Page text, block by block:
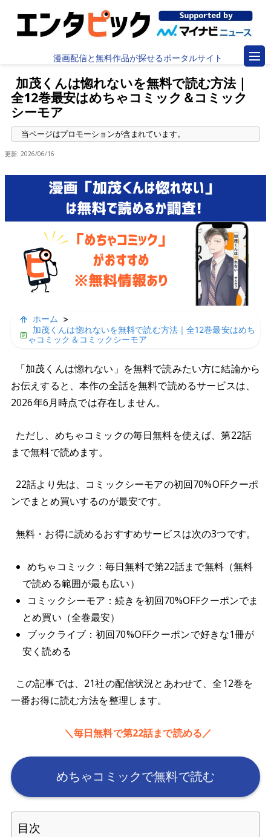
漫画配信と無料作品が探せるポータルサイト
加茂くんは惚れないを無料で読む方法｜
全12巻最安はめちゃコミック＆コミック
シーモア
更新: 2026/06/16
ホーム
>
加茂くんは惚れないを無料で読む方法｜全12巻最安はめち
ゃコミック＆コミックシーモア
「加茂くんは惚れない」を無料で読みたい方に結論から
お伝えすると、本作の全話を無料で読めるサービスは、
2026年6月時点では存在しません。
ただし、めちゃコミックの毎日無料を使えば、第22話
まで無料で読めます。
22話より先は、コミックシーモアの初回70%OFFクーポ
ンでまとめ買いするのが最安です。
無料・お得に読めるおすすめサービスは次の3つです。
めちゃコミック：毎日無料で第22話まで無料（無料
で読める範囲が最も広い）
コミックシーモア：続きを初回70%OFFクーポンでま
とめ買い（全巻最安）
ブックライブ：初回70%OFFクーポンで好きな1冊が
安く読める
この記事では、21社の配信状況とあわせて、全12巻を
一番お得に読む方法を整理します。
＼毎日無料で第22話まで読める／
めちゃコミックで無料で読む
目次